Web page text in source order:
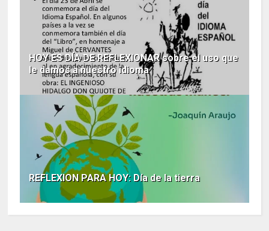
HOY ES DÍA DE REFLEXIONAR sobre el uso que
le damos a nuestro idioma
REFLEXION PARA HOY: Día de la tierra